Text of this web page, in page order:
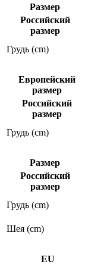
Размер
Российский
размер
Грудь (cm)
Европейский
размер
Российский
размер
Грудь (cm)
Размер
Российский
размер
Грудь (cm)
Шея (cm)
EU